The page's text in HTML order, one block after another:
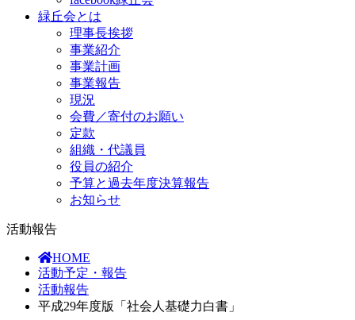
緑丘会とは
理事長挨拶
事業紹介
事業計画
事業報告
現況
会費／寄付のお願い
定款
組織・代議員
役員の紹介
予算と過去年度決算報告
お知らせ
活動報告
HOME
活動予定・報告
活動報告
平成29年度版「社会人基礎力白書」